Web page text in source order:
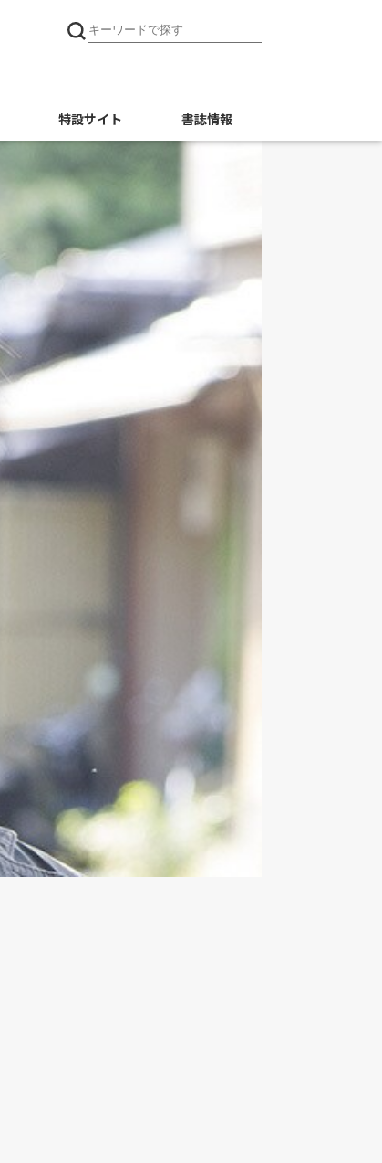
特設サイト 書誌情報